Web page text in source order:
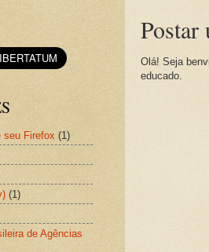
Postar
Olá! Seja
educado.
seu Firefox (1)
(1)
de Agências